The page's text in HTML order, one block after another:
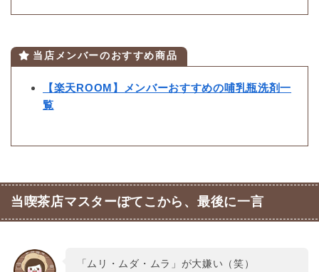
当店メンバーのおすすめ商品
【楽天ROOM】メンバーおすすめの哺乳瓶洗剤一
覧
当喫茶店マスターぽてこから、最後に一言
「ムリ・ムダ・ムラ」が大嫌い（笑）